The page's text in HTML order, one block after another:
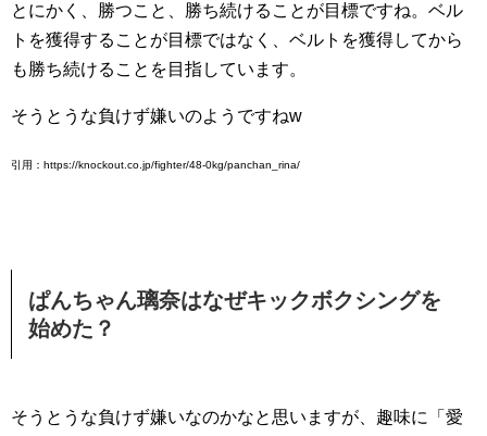
とにかく、勝つこと、勝ち続けることが目標ですね。ベル
トを獲得することが目標ではなく、ベルトを獲得してから
も勝ち続けることを目指しています。
そうとうな負けず嫌いのようですねw
引用：https://knockout.co.jp/fighter/48-0kg/panchan_rina/
ぱんちゃん璃奈はなぜキックボクシングを
始めた？
そうとうな負けず嫌いなのかなと思いますが、趣味に「愛